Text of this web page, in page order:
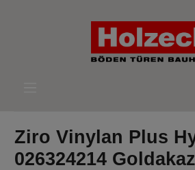
Ziro Vinylan Plus
026324214